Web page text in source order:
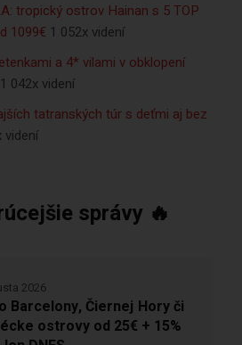
tropický ostrov Hainan s 5 TOP
1099€ 1 052x videní
a 4* vilami v obklopení
1 042x videní
tatranských túr s deťmi aj bez
videní
správy 🔥
Barcelony, Čiernej Hory či
ostrovy od 25€ + 15%
2026